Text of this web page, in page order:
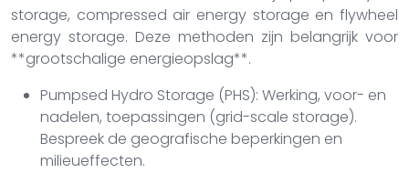
storage, compressed air energy storage en flywheel
energy storage. Deze methoden zijn belangrijk voor
**grootschalige energieopslag**.
Pumpsed Hydro Storage (PHS): Werking, voor- en
nadelen, toepassingen (grid-scale storage).
Bespreek de geografische beperkingen en
milieueffecten.